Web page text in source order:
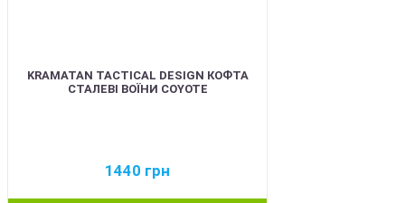
KRAMATAN TACTICAL DESIGN КОФТА
СТАЛЕВІ ВОЇНИ COYOTE
1440 грн